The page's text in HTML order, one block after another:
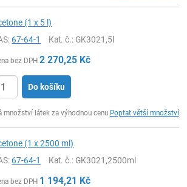
(1 x 5 l)
67-64-1 Kat. č.: GK3021,5l
bez DPH 2 270,25 Kč
Do košíku
množství látek za výhodnou cenu Poptat větší množství
(1 x 2500 ml)
67-64-1 Kat. č.: GK3021,2500ml
bez DPH 1 194,21 Kč